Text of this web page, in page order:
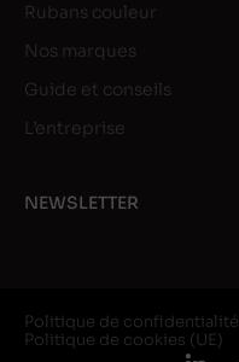
Rubans couleur
Nos marques
Guide et conseils
L’entreprise
NEWSLETTER
Politique de confidentialité
Politique de cookies (UE)